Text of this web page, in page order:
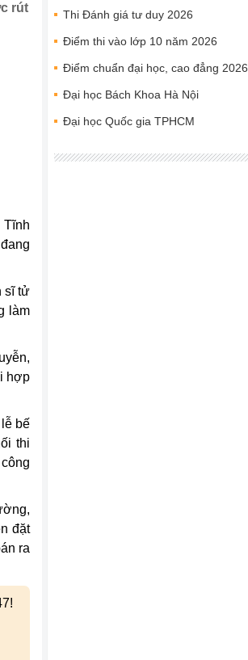
rút
sĩ tử
làm
hợp
bế
thi
đặt
ra
Thi Đánh giá tư duy 2026
Điểm thi vào lớp 10 năm 2026
Điểm chuẩn đại học, cao đẳng 2026
Đại học Bách Khoa Hà Nội
Đại học Quốc gia TPHCM